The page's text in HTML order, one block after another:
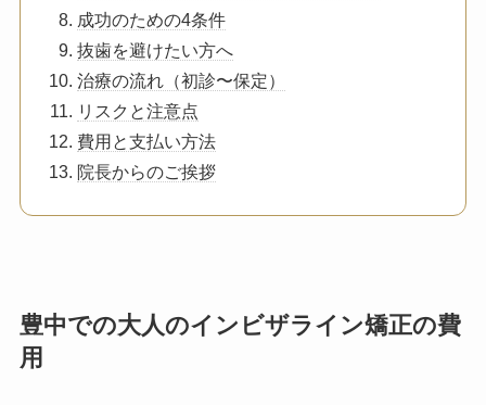
成功のための4条件
抜歯を避けたい方へ
治療の流れ（初診〜保定）
リスクと注意点
費用と支払い方法
院長からのご挨拶
豊中での大人のインビザライン矯正の費
用